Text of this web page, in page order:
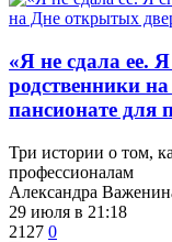
​«Я не сдала ее.
родственники
пансионате
Три истории о том,
профессионалам
Александра
29 июля в 21:18
2127 0